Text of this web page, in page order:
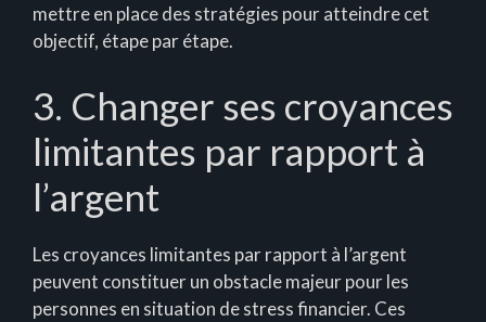
mettre en place des stratégies pour atteindre cet
objectif, étape par étape.
3. Changer ses croyances
limitantes par rapport à
l’argent
Les croyances limitantes par rapport à l’argent
peuvent constituer un obstacle majeur pour les
personnes en situation de stress financier. Ces